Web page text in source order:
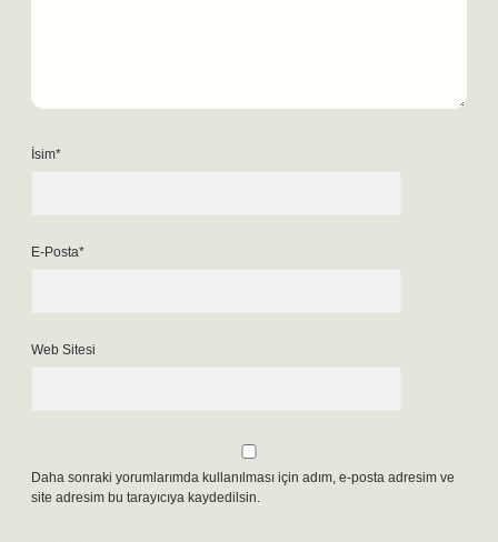
İsim*
E-Posta*
Web Sitesi
Daha sonraki yorumlarımda kullanılması için adım, e-posta adresim ve
site adresim bu tarayıcıya kaydedilsin.